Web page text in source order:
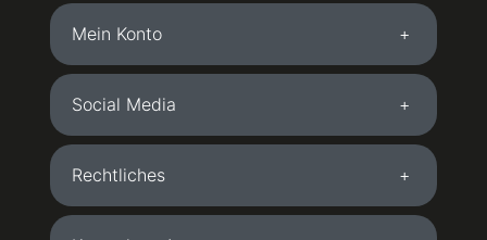
Mein Konto
Social Media
Rechtliches